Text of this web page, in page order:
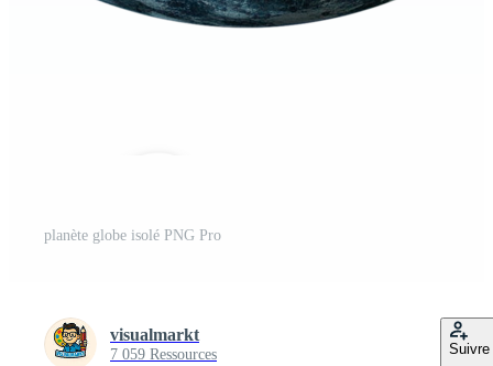
planète globe isolé PNG Pro
visualmarkt
7 059 Ressources Suivre